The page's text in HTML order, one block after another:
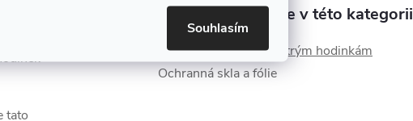
Souhlasím
tato
Produkt naleznete v této kategorii
Příslušenství k chytrým hodinkám
Ochranná skla a fólie